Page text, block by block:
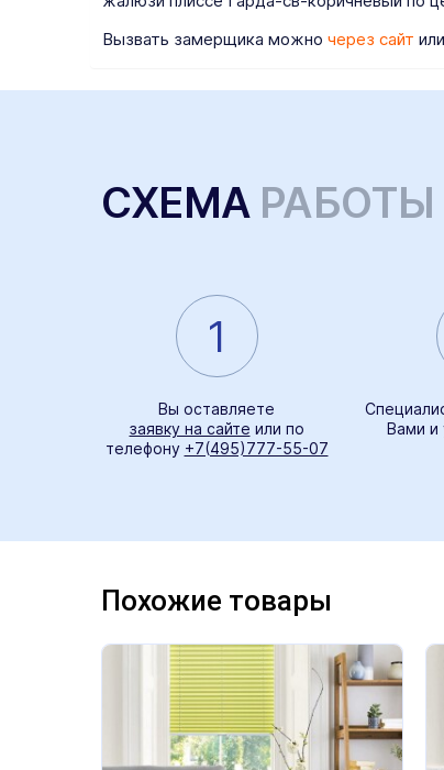
Вызвать замерщика можно через сайт
СХЕМА РАБОТЫ
1
Вы оставляете
заявку на сайте или по
телефону +7(495)777-55-07
Вами и
Похожие товары